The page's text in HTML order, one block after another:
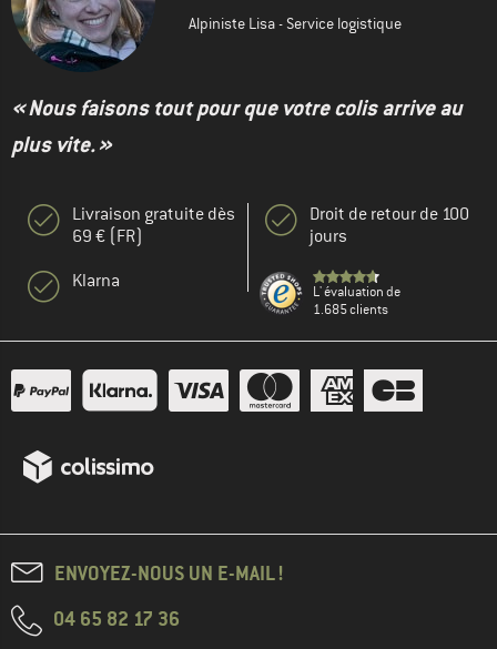
Alpiniste Lisa - Service logistique
« Nous faisons tout pour que votre colis arrive au
plus vite. »
Livraison gratuite dès
69 € (FR)
Klarna
Droit de retour de 100
jours
L' évaluation de
1.685 clients
ENVOYEZ-NOUS UN E-MAIL !
04 65 82 17 36